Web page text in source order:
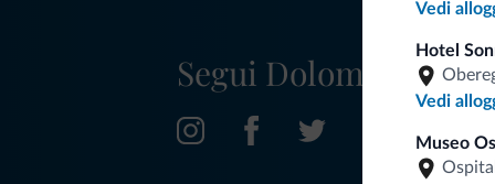
Vedi
Hotel
Vedi
Museo
Segui Dolomiti.it